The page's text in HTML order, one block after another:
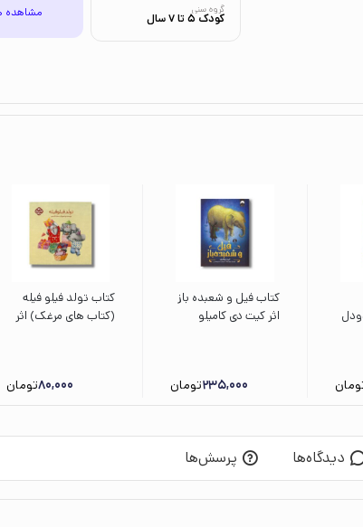
گروه سنی
کودک 5 تا 7 سال مشاهده
کتاب فیل و شعبده باز
اثر کیت دی کامیلو
235,000تومان
کتاب تولد فیلو فیله
(کتاب های مرغک) اثر
80,000تومان
دیدگاه‌ها پرسش‌ها